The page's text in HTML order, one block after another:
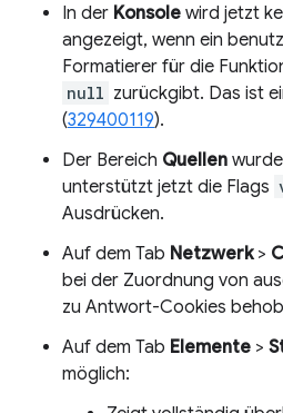
In der Konsole wird jetzt
angezeigt, wenn ein
Formatierer für die
null zurückgibt. Das ist
(329400119).
Der Bereich Quellen
unterstützt jetzt die Flags
Ausdrücken.
Auf dem Tab Netzwerk>
bei der Zuordnung von
zu Antwort-Cookies
Auf dem Tab Elemente >
möglich: